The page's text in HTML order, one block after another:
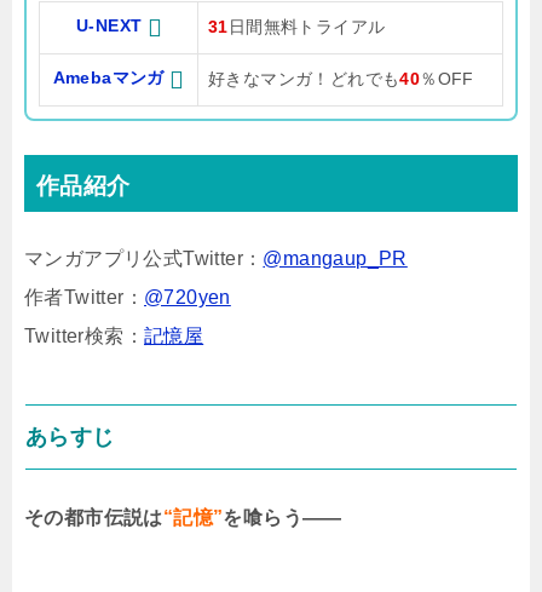
U-NEXT 31 日間無料トライアル
Amebaマンガ 好きなマンガ！どれでも40％OFF
作品紹介
マンガアプリ公式Twitter： @mangaup_PR
作者Twitter： @720yen
Twitter検索： 記憶屋
あらすじ
その都市伝説は“記憶”を喰らう――